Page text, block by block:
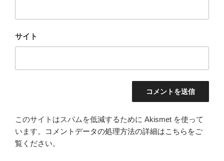
サイト
このサイトはスパムを低減するために Akismet を使って
います。
コメントデータの処理方法の詳細はこちらをご
覧ください。